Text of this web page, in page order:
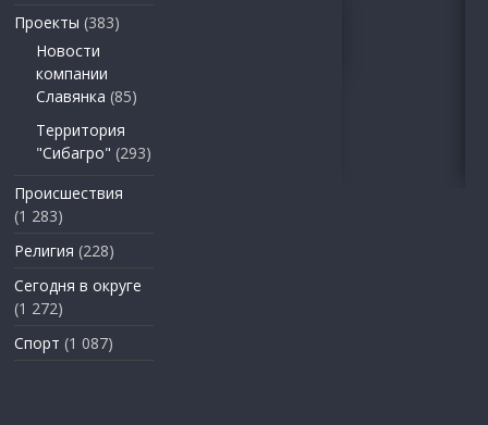
Проекты (383)
Новости
компании
Славянка (85)
Территория
"Сибагро" (293)
Происшествия
(1 283)
Религия (228)
Сегодня в округе
(1 272)
Спорт (1 087)